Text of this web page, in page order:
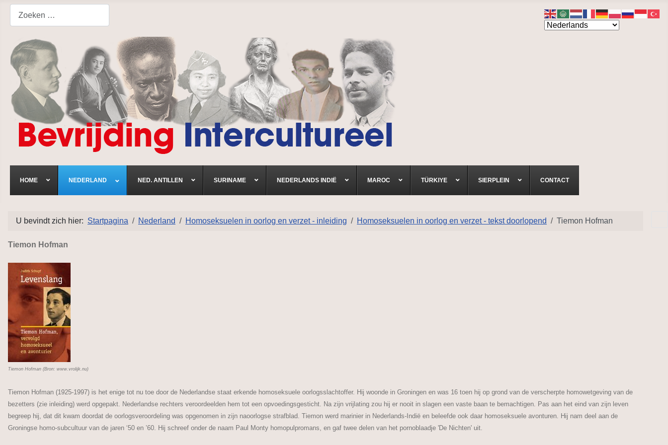
HOME NEDERLAND NED. ANTILLEN SURINAME NEDERLANDS INDIË MAROC TÜRKIYE SIERPLEIN CONTACT
U bevindt zich hier: Startpagina Nederland Homoseksuelen in oorlog en verzet - inleiding Homoseksuelen in oorlog en verzet - tekst doorlopend Tiemon Hofman
Tiemon Hofman
Tiemon Hofman (Bron: www.vrolijk.nu)
Tiemon Hofman (1925-1997) is het enige tot nu toe door de Nederlandse staat erkende homoseksuele oorlogsslachtoffer. Hij woonde in Groningen en was 16 toen hij op grond van de verscherpte homowetgeving van de
bezetters (zie inleiding) werd opgepakt. Nederlandse rechters veroordeelden hem tot een opvoedingsgesticht. Na zijn vrijlating zou hij er nooit in slagen een vaste baan te bemachtigen. Pas aan het eind van zijn leven
begreep hij, dat dit kwam doordat de oorlogsveroordeling was opgenomen in zijn naoorlogse strafblad. Tiemon werd marinier in Nederlands-Indië en beleefde ook daar homoseksuele avonturen. Hij nam deel aan de
Groningse homo-subcultuur van de jaren ‘50 en ’60. Hij schreef onder de naam Paul Monty homopulpromans, en gaf twee delen van het pornoblaadje 'De Nichten' uit.